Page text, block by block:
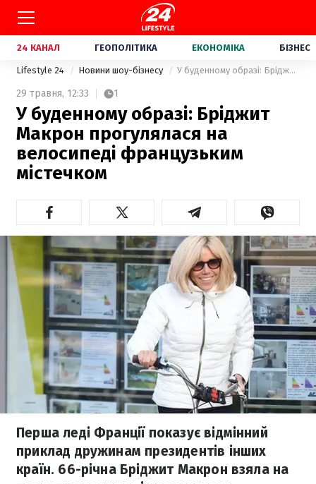
24 КАНАЛ ГЕОПОЛІТИКА ЕКОНОМІКА БІЗНЕС
Lifestyle 24 Новини шоу-бізнесу У буденному образі: Бріджит Макрон прогулялася на велосипеді французьким містечком
29 травня, 12:33 1
У буденному образі: Бріджит
Макрон прогулялася на
велосипеді французьким
містечком
Перша леді Франції показує відмінний
приклад дружинам президентів інших
країн. 66-річна Бріджит Макрон взяла на